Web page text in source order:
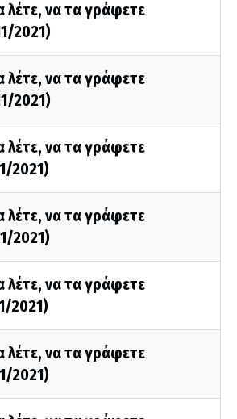
λέτε, να τα γράφετε
2021)
λέτε, να τα γράφετε
2021)
λέτε, να τα γράφετε
2021)
λέτε, να τα γράφετε
2021)
λέτε, να τα γράφετε
2021)
λέτε, να τα γράφετε
2021)